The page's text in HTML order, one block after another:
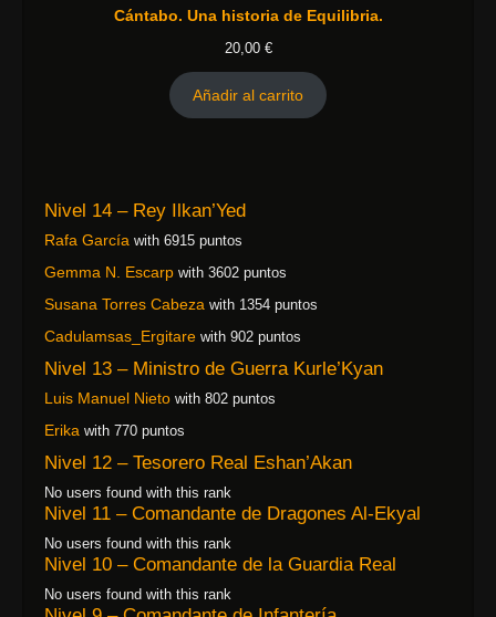
Cántabo. Una historia de Equilibria.
20,00 €
Añadir al carrito
Nivel 14 – Rey Ilkan’Yed
Rafa García with 6915 puntos
Gemma N. Escarp with 3602 puntos
Susana Torres Cabeza with 1354 puntos
Cadulamsas_Ergitare with 902 puntos
Nivel 13 – Ministro de Guerra Kurle’Kyan
Luis Manuel Nieto with 802 puntos
Erika with 770 puntos
Nivel 12 – Tesorero Real Eshan’Akan
No users found with this rank
Nivel 11 – Comandante de Dragones Al-Ekyal
No users found with this rank
Nivel 10 – Comandante de la Guardia Real
No users found with this rank